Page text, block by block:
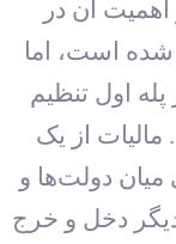
آن در
است، اما
اول تنظیم
مالیات از یک
دولت‌ها و
دخل و خرج